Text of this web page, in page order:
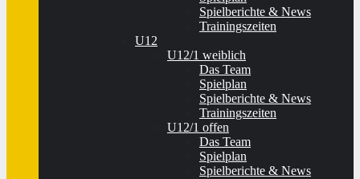
Spielberichte & News
Trainingszeiten
U12
U12/1 weiblich
Das Team
Spielplan
Spielberichte & News
Trainingszeiten
U12/1 offen
Das Team
Spielplan
Spielberichte & News